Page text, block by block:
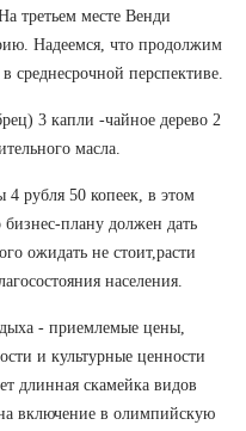
третьем месте Венди
Надеемся, что продолжим
среднесрочной перспективе.
3 капли -чайное дерево 2
масла.
рубля 50 копеек, в этом
плану должен дать
ожидать не стоит,расти
населения.
- приемлемые цены,
и культурные ценности
длинная скамейка видов
включение в олимпийскую